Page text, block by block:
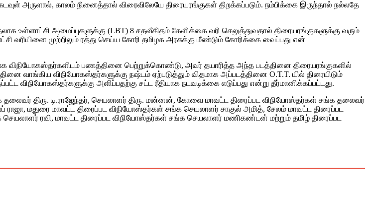
அருளால், காலம் நினைத்தால் விரைவிலேயே திரையரங்குகள் திறக்கப்படும். நம்பிக்கை இருந்தால் நல்லதே
உள்ளாட்சி அமைப்புகளுக்கு (LBT) 8 சதவீகிதம் கேளிக்கை வரி செலுத்துவதால் திரையரங்குகளுக்கு வரும்
வரியினை முற்றிலும் ரத்து செய்ய கோரி தமிழக அரசுக்கு மீண்டும் கோரிக்கை வைப்பது என்
விநியோகஸ்தர்களிடம் பணத்தினை பெற்றுக்கொண்டு, அவர் தயாரித்த அந்த படத்தினை திரையரங்குகளில்
வாங்கிய விநியோகஸ்தர்களுக்கு நஷ்டம் ஏற்படுத்தும் விதமாக அப்படத்தினை O.T.T. யில் திரையிடும்
விநியோகஸ்தர்களுக்கு அளிப்பதற்கு சட்ட ரீதியாக நடவடிக்கை எடுப்பது என்று தீர்மானிக்கப்பட்டது.
தலைவர் திரு. டி.ராஜேந்தர், செயலாளர் திரு. மன்னன், கோவை மாவட்ட திரைப்பட விநியோஸ்தர்கள் சங்க தலைவர்
ராஜா, மதுரை மாவட்ட திரைப்பட விநியோஸ்தர்கள் சங்க செயலாளர் சாகுல் அமித், சேலம் மாவட்ட திரைப்பட
ரவி, மாவட்ட திரைப்பட விநியோஸ்தர்கள் சங்க செயலாளர் மணிகண்டன் மற்றும் தமிழ் திரைப்பட